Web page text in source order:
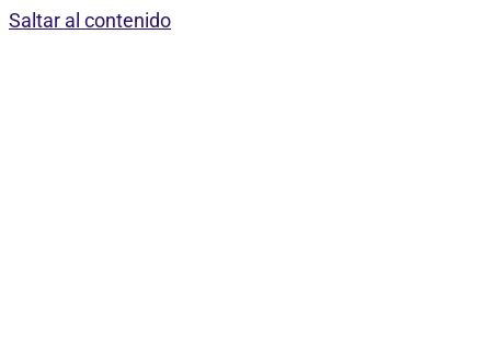
Saltar al contenido